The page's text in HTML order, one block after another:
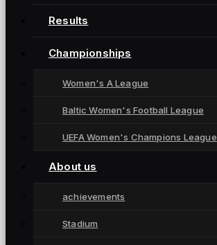
Results
Championships
Women's A League
Baltic Women's Football League
UEFA Women's Champions League
About us
achievements
Stadium
NUORODOS
Championships